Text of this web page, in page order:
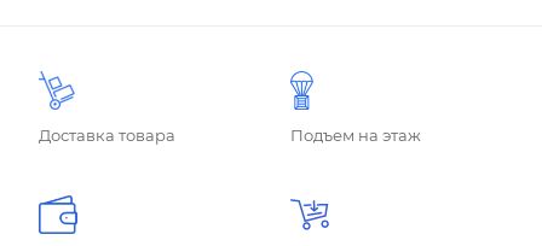
Доставка товара Подъем на этаж